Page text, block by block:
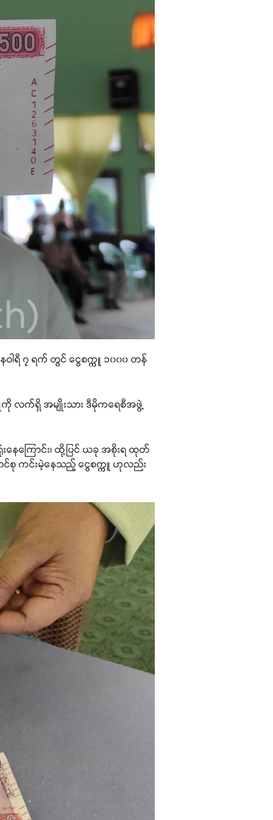
ါရီ ၇ ရက် တွင် ငွေစက္ကူ ၁၀၀၀ တန်
လက်ရှိ အမျိုးသား ဒီမိုကရေစီအဖွဲ့
ကြောင်း၊ ထို့ပြင် ယခု အစိုးရ ထုတ်
င်စု ကင်းမဲ့နေသည့် ငွေစက္ကူ ဟုလည်း